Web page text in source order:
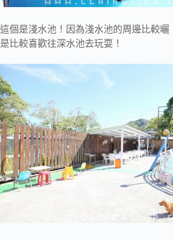
這個是淺水池！因為淺水池的周邊比較曬
是比較喜歡往深水池去玩耍！